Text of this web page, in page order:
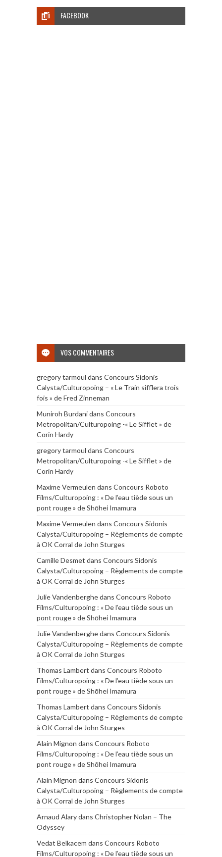
FACEBOOK
VOS COMMENTAIRES
gregory tarmoul dans Concours Sidonis
Calysta/Culturopoing – « Le Train sifflera trois
fois » de Fred Zinneman
Muniroh Burdanidans Concours
Metropolitan/Culturopoing -« Le Sifflet » de
Corin Hardy
gregory tarmoul dans Concours
Metropolitan/Culturopoing -« Le Sifflet » de
Corin Hardy
Maxime Vermeulen dans Concours Roboto
Films/Culturopoing : « De l’eau tiède sous un
pont rouge » de Shōhei Imamura
Maxime Vermeulen dans Concours Sidonis
Calysta/Culturopoing – Règlements de compte
à OK Corral de John Sturges
Camille Desmet dans Concours Sidonis
Calysta/Culturopoing – Règlements de compte
à OK Corral de John Sturges
Julie Vandenberghedans Concours Roboto
Films/Culturopoing : « De l’eau tiède sous un
pont rouge » de Shōhei Imamura
Julie Vandenberghedans Concours Sidonis
Calysta/Culturopoing – Règlements de compte
à OK Corral de John Sturges
Thomas Lambert dans Concours Roboto
Films/Culturopoing : « De l’eau tiède sous un
pont rouge » de Shōhei Imamura
Thomas Lambert dans Concours Sidonis
Calysta/Culturopoing – Règlements de compte
à OK Corral de John Sturges
Alain Mignon dans Concours Roboto
Films/Culturopoing : « De l’eau tiède sous un
pont rouge » de Shōhei Imamura
Alain Mignon dans Concours Sidonis
Calysta/Culturopoing – Règlements de compte
à OK Corral de John Sturges
Arnaud Alarydans Christopher Nolan – The
Odyssey
Vedat Belkacem dans Concours Roboto
Films/Culturopoing : « De l’eau tiède sous un